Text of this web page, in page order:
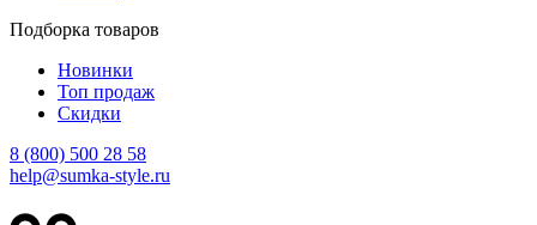
Подборка товаров
Новинки
Топ продаж
Скидки
8 (800) 500 28 58
help@sumka-style.ru